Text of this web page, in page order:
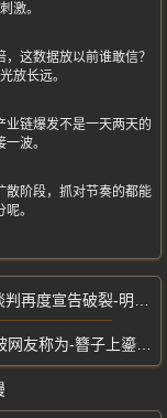
激。
这数据放以前谁敢信？
放长远。
业链爆发不是一天两天的
波。
散阶段，抓对节奏的都能
。
破裂-明日起全面罢工
为-簪子上鎏金仍发亮